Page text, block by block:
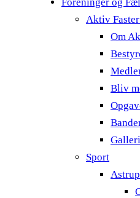
Aktiv
Om
Bliv
Sport